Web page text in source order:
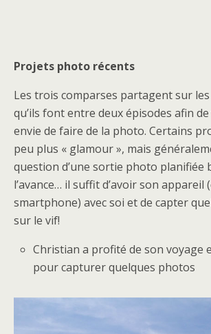
Projets photo récents
Les trois comparses partagent sur
qu’ils font entre deux épisodes afin
envie de faire de la photo. Certains
peu plus « glamour », mais
question d’une sortie photo planifiée
l’avance… il suffit d’avoir son appareil
smartphone) avec soi et de capter
sur le vif!
Christian a profité de son voyage
pour capturer quelques photos